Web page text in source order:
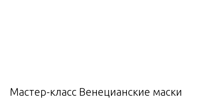
Мастер-класс Венецианские маски